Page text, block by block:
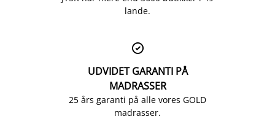
lande.

UDVIDET GARANTI PÅ
MADRASSER
25 års garanti på alle vores GOLD
madrasser.